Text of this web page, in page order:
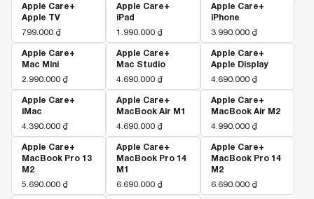
inch
M2
lượng
Apple Care+
Apple TV
799.000 ₫
Apple Care+
iPad
1.990.000 ₫
Apple Care+
iPhone
3.990.000 ₫
Apple Care+
Mac Mini
2.990.000 ₫
Apple Care+
Mac Studio
4.690.000 ₫
Apple Care+
Apple Display
4.690.000 ₫
Apple Care+
iMac
4.390.000 ₫
Apple Care+
MacBook Air M1
4.690.000 ₫
Apple Care+
MacBook Air M2
4.990.000 ₫
Apple Care+
MacBook Pro 13
M2
5.690.000 ₫
Apple Care+
MacBook Pro 14
M1
6.690.000 ₫
Apple Care+
MacBook Pro 14
M2
6.690.000 ₫